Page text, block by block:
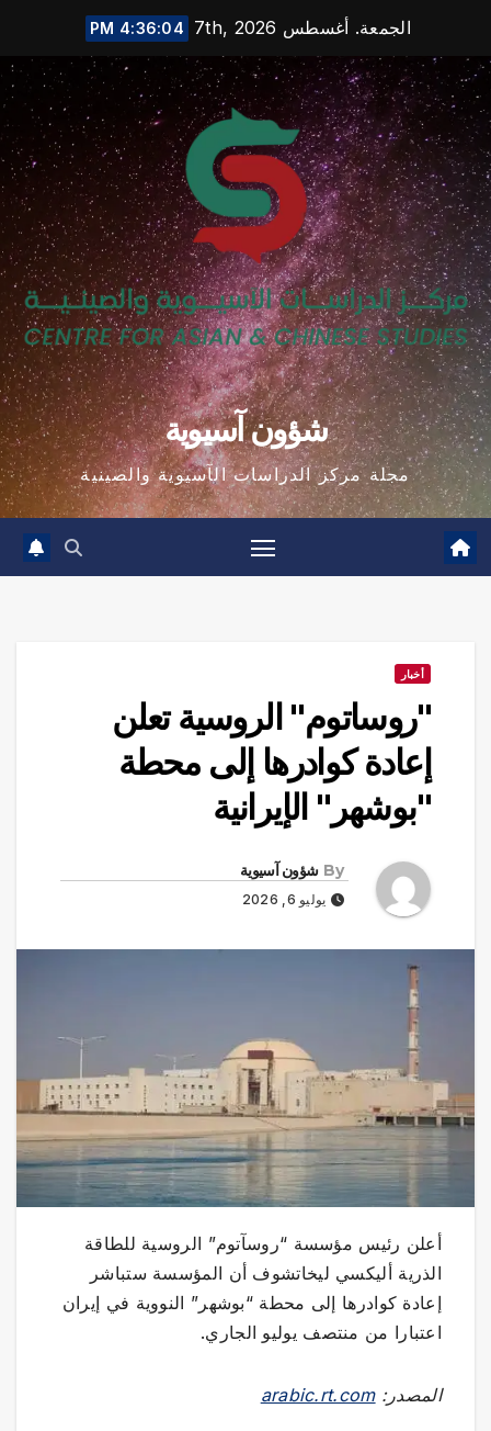
content
الجمعة. أغسطس 7th, 2026 4:36:05 PM
شؤون آسيوية
مجلة مركز الدراسات الآسيوية والصينية
أخبار
"روساتوم" الروسية تعلن
إعادة كوادرها إلى محطة
"بوشهر" الإيرانية
By شؤون آسيوية
يوليو 6, 2026
أعلن رئيس مؤسسة “روسآتوم” الروسية للطاقة
الذرية أليكسي ليخاتشوف أن المؤسسة ستباشر
إعادة كوادرها إلى محطة “بوشهر” النووية في إيران
اعتبارا من منتصف يوليو الجاري.
المصدر:arabic.rt.com